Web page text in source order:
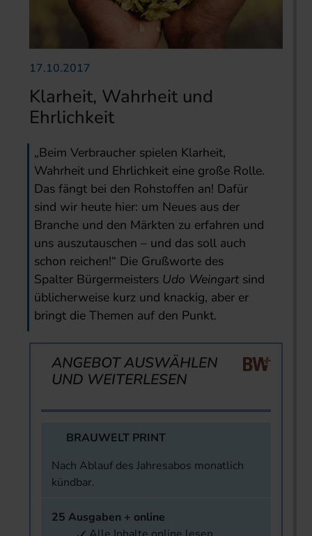
17.10.2017
Klarheit, Wahrheit und
Ehrlichkeit
„Beim Verbraucher spielen Klarheit,
Wahrheit und Ehrlichkeit eine große Rolle.
Das fängt bei den Rohstoffen an! Dafür
sind wir heute hier: um Neues aus der
Branche und den Märkten zu erfahren und
uns auszutauschen – und das soll auch
schon reichen!“ Die Grußworte des
Spalter Bürgermeisters Udo Weingart sind
üblicherweise kurz und knackig, aber er
bringt die Themen auf den Punkt.
ANGEBOT AUSWÄHLEN
UND WEITERLESEN
BRAUWELT PRINT
Nach Ablauf des Jahresabos monatlich
kündbar.
25 Ausgaben + online